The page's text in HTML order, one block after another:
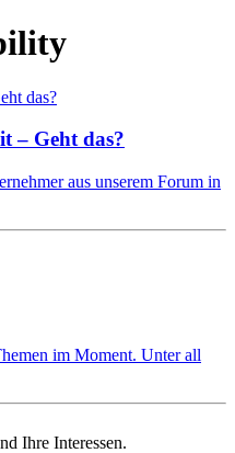
– Geht das?
aus unserem Forum in
im Moment. Unter all
Ihre Interessen.